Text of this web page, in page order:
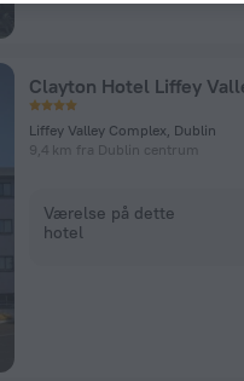
Clayton Hotel Liffey
Liffey Valley Complex, Dublin
9,4 km fra Dublin centrum
Værelse på dette
hotel